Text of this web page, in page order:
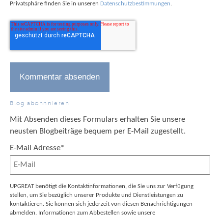
Privatsphäre finden Sie in unseren Datenschutzbestimmungen.
Blog abonnnieren
Mit Absenden dieses Formulars erhalten Sie unsere
neusten Blogbeiträge bequem per E-Mail zugestellt.
E-Mail Adresse*
UPGREAT benötigt die Kontaktinformationen, die Sie uns zur Verfügung
stellen, um Sie bezüglich unserer Produkte und Dienstleistungen zu
kontaktieren. Sie können sich jederzeit von diesen Benachrichtigungen
abmelden. Informationen zum Abbestellen sowie unsere